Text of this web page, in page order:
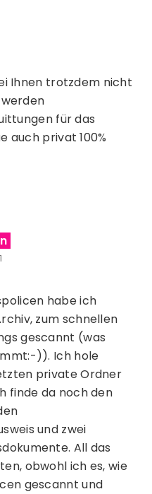
Ihnen trotzdem nicht
für das
auch privat 100%
habe ich
zum schnellen
gescannt (was
)). Ich hole
private Ordner
finde da noch den
und zwei
All das
obwohl ich es, wie
gescannt und